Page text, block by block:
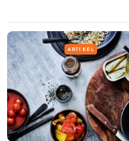
ARTIKEL